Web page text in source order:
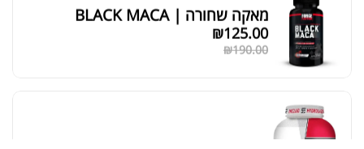
מאקה שחורה | BLACK MACA
₪190.00
₪125.00